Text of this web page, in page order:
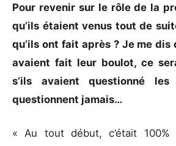
Pour revenir sur le rôle de la
qu’ils étaient venus tout de
qu’ils ont fait après ? Je me dis
avaient fait leur boulot, ce
s’ils avaient questionné
questionnent jamais…
« Au tout début, c’était